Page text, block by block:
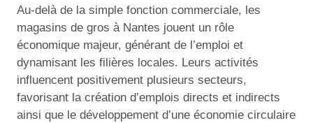
Au-delà de la simple fonction commerciale, les
magasins de gros à Nantes jouent un rôle
économique majeur, générant de l’emploi et
dynamisant les filières locales. Leurs activités
influencent positivement plusieurs secteurs,
favorisant la création d’emplois directs et indirects
ainsi que le développement d’une économie circulaire